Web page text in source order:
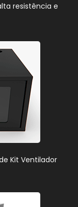
resistência e
Kit Ventilador